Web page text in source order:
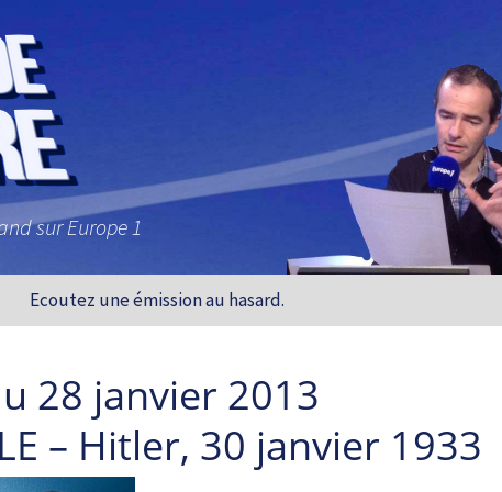
sur Europe 1
Ecoutez une émission au hasard.
28 janvier 2013
– Hitler, 30 janvier 1933